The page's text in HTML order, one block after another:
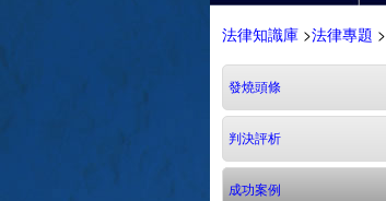
法律知識庫 >法律專題 >
發燒頭條
判決評析
成功案例